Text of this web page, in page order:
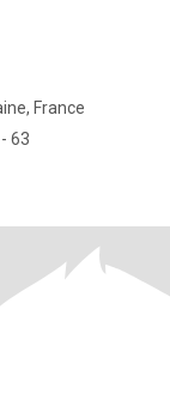
France
63